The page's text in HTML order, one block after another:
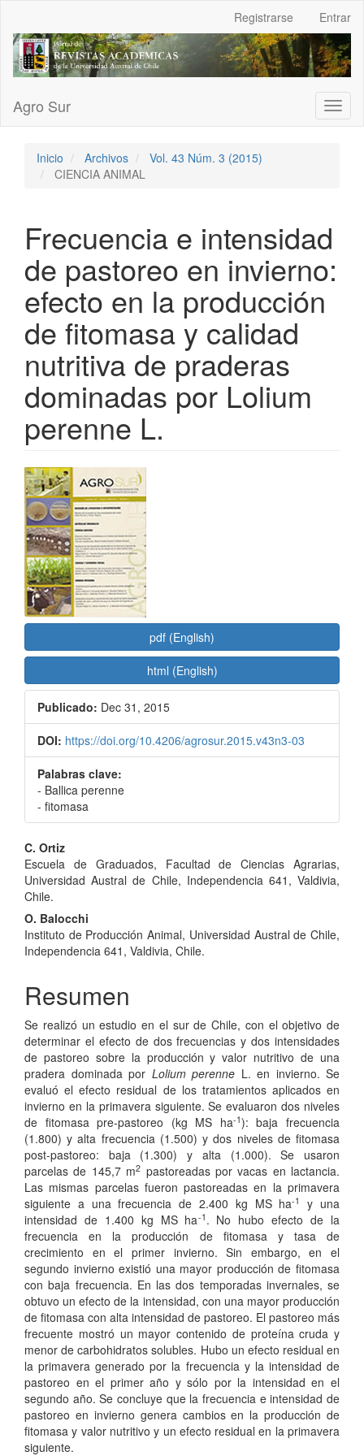
Contenido
principal
Barra
Registrarse Entrar
Agro Sur
Inicio Archivos
Vol. 43 Núm. 3 (2015)
CIENCIA ANIMAL
Frecuencia e intensidad
de pastoreo en invierno:
efecto en la producción
de fitomasa y calidad
nutritiva de praderas
dominadas por Lolium
perenne L.
Barra
lateral
del
artículo
pdf (English)
html (English)
Publicado: Dec 31, 2015
DOI: https://doi.org/10.4206/agrosur.2015.v43n3-03
Palabras clave:
- Ballica perenne
- fitomasa
Contenido
principal
del
artículo
C. Ortiz
Escuela de Graduados, Facultad de Ciencias Agrarias,
Universidad Austral de Chile, Independencia 641, Valdivia,
Chile.
O. Balocchi
Instituto de Producción Animal, Universidad Austral de Chile,
Independencia 641, Valdivia, Chile.
Resumen
Se realizó un estudio en el sur de Chile, con el objetivo de
determinar el efecto de dos frecuencias y dos intensidades
de pastoreo sobre la producción y valor nutritivo de una
pradera dominada por Lolium perenne L. en invierno. Se
evaluó el efecto residual de los tratamientos aplicados en
invierno en la primavera siguiente. Se evaluaron dos niveles
de fitomasa pre-pastoreo (kg MS ha-1): baja frecuencia
(1.800) y alta frecuencia (1.500) y dos niveles de fitomasa
post-pastoreo: baja (1.300) y alta (1.000). Se usaron
parcelas de 145,7 m2 pastoreadas por vacas en lactancia.
Las mismas parcelas fueron pastoreadas en la primavera
siguiente a una frecuencia de 2.400 kg MS ha-1
y una
intensidad de 1.400 kg MS ha-1 . No hubo efecto de la
frecuencia en la producción de fitomasa y tasa de
crecimiento en el primer invierno. Sin embargo, en el
segundo invierno existió una mayor producción de fitomasa
con baja frecuencia. En las dos temporadas invernales, se
obtuvo un efecto de la intensidad, con una mayor producción
de fitomasa con alta intensidad de pastoreo. El pastoreo más
frecuente mostró un mayor contenido de proteína cruda y
menor de carbohidratos solubles. Hubo un efecto residual en
la primavera generado por la frecuencia y la intensidad de
pastoreo en el primer año y sólo por la intensidad en el
segundo año. Se concluye que la frecuencia e intensidad de
pastoreo en invierno genera cambios en la producción de
fitomasa y valor nutritivo y un efecto residual en la primavera
siguiente.